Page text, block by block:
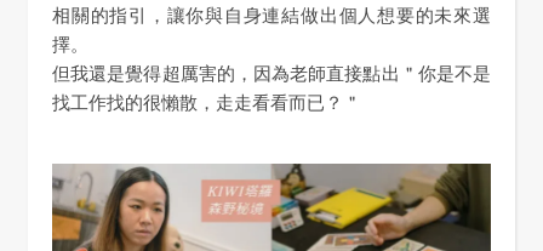
相關的指引，讓你與自身連結做出個人想要的未來選
擇。
但我還是覺得超厲害的，因為老師直接點出＂你是不是
找工作找的很懶散，走走看看而已？＂